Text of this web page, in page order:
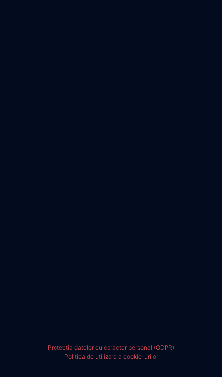
Protecția datelor cu caracter personal (GDPR)
Politica de utilizare a cookie-urilor